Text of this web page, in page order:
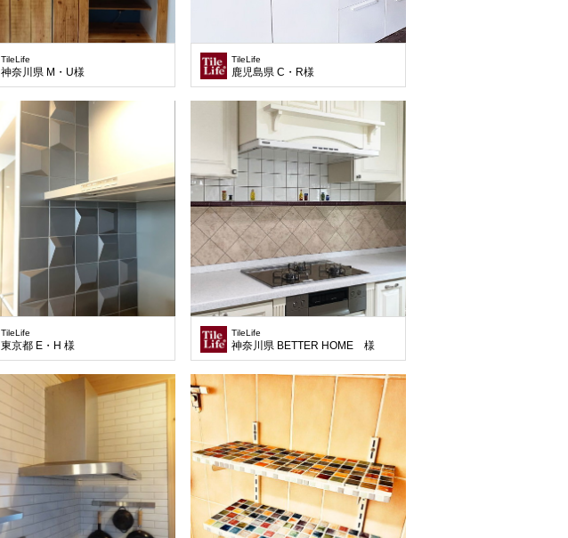
TileLife
神奈川県 M・U様
TileLife
鹿児島県 C・R様
TileLife
東京都 E・H 様
TileLife
神奈川県 BETTER HOME 様